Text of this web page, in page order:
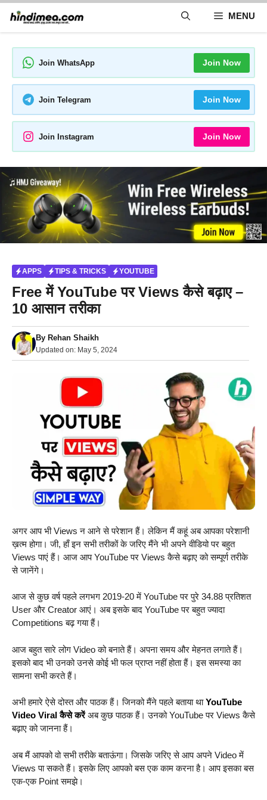
Skip
content
MENU
Join WhatsApp Join Now
Join Telegram Join Now
Join Instagram Join Now
APPS TIPS & TRICKS YOUTUBE
Free में YouTube पर Views कैसे बढ़ाए –
10 आसान तरीका
By Rehan Shaikh
Updated on: May 5, 2024
अगर आप भी Views न आने से परेशान हैं। लेकिन मैं कहूं अब आपका परेशानी
ख़त्म होगा। जी, हाँ इन सभी तरीकों के जरिए मैंने भी अपने वीडियो पर बहुत
Views पाएं हैं। आज आप YouTube पर Views कैसे बढ़ाए को सम्पूर्ण तरीके
से जानेंगे।
आज से कुछ वर्ष पहले लगभग 2019-20 में YouTube पर पुरे 34.88 प्रतिशत
User और Creator आएं। अब इसके बाद YouTube पर बहुत ज्यादा
Competitions बढ़ गया हैं।
आज बहुत सारे लोग Video को बनाते हैं। अपना समय और मेहनत लगाते हैं।
इसको बाद भी उनको उनसे कोई भी फल प्राप्त नहीं होता हैं। इस समस्या का
सामना सभी करते हैं।
अभी हमारे ऐसे दोस्त और पाठक हैं। जिनको मैंने पहले बताया थाYouTube
Video Viral कैसे करेंअब कुछ पाठक हैं। उनको YouTube पर Views कैसे
बढ़ाए को जानना हैं।
अब मैं आपको वो सभी तरीके बताऊंगा। जिसके जरिए से आप अपने Video में
Views पा सकते हैं। इसके लिए आपको बस एक काम करना है। आप इसका बस
एक-एक Point समझे।